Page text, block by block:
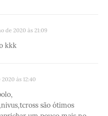
de 2020 às 21:09
kkk
às 12:40
são ótimos